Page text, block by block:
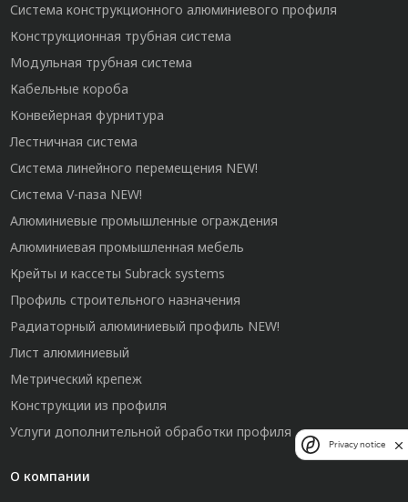
Система конструкционного алюминиевого профиля
Конструкционная трубная система
Модульная трубная система
Кабельные короба
Конвейерная фурнитура
Лестничная система
Система линейного перемещения NEW!
Система V-паза NEW!
Алюминиевые промышленные ограждения
Алюминиевая промышленная мебель
Крейты и кассеты Subrack systems
Профиль строительного назначения
Радиаторный алюминиевый профиль NEW!
Лист алюминиевый
Метрический крепеж
Конструкции из профиля
Услуги дополнительной обработки профиля
О компании
Privacy notice